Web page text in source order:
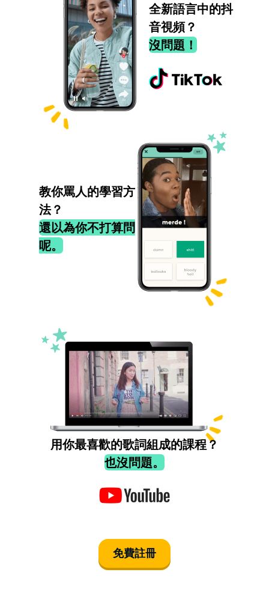
全新語言中的抖
音視頻？
沒問題！
教你罵人的學習方
法？
還以為你不打算問
呢。
用你最喜歡的歌詞組成的課程？
也沒問題。
免費註冊